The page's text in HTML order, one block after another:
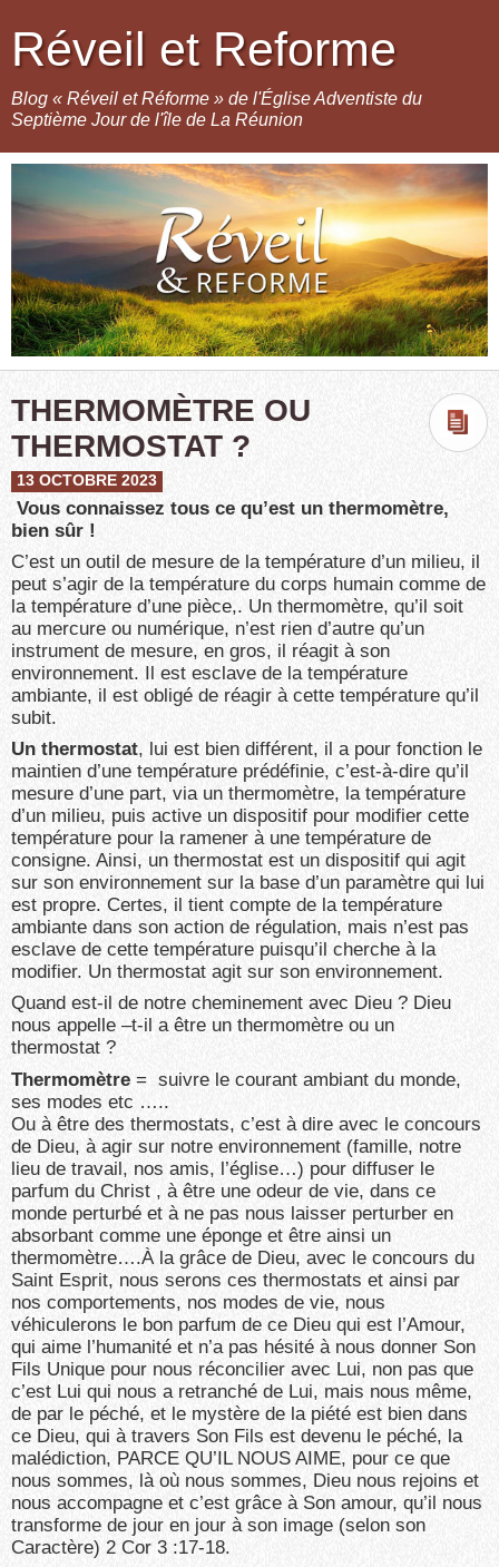
Réveil et Reforme
Blog « Réveil et Réforme » de l'Église Adventiste du
Septième Jour de l'île de La Réunion
THERMOMÈTRE OU
THERMOSTAT ?
13 OCTOBRE 2023
Vous connaissez tous ce qu’est un thermomètre,
bien sûr !
C’est un outil de mesure de la température d’un milieu, il
peut s’agir de la température du corps humain comme de
la température d’une pièce,. Un thermomètre, qu’il soit
au mercure ou numérique, n’est rien d’autre qu’un
instrument de mesure, en gros, il réagit à son
environnement. Il est esclave de la température
ambiante, il est obligé de réagir à cette température qu’il
subit.
Un thermostat, lui est bien différent, il a pour fonction le
maintien d’une température prédéfinie, c’est-à-dire qu’il
mesure d’une part, via un thermomètre, la température
d’un milieu, puis active un dispositif pour modifier cette
température pour la ramener à une température de
consigne. Ainsi, un thermostat est un dispositif qui agit
sur son environnement sur la base d’un paramètre qui lui
est propre. Certes, il tient compte de la température
ambiante dans son action de régulation, mais n’est pas
esclave de cette température puisqu’il cherche à la
modifier. Un thermostat agit sur son environnement.
Quand est-il de notre cheminement avec Dieu ? Dieu
nous appelle –t-il a être un thermomètre ou un
thermostat ?
Thermomètre = suivre le courant ambiant du monde,
ses modes etc …..
Ou à être des thermostats, c’est à dire avec le concours
de Dieu, à agir sur notre environnement (famille, notre
lieu de travail, nos amis, l’église…) pour diffuser le
parfum du Christ , à être une odeur de vie, dans ce
monde perturbé et à ne pas nous laisser perturber en
absorbant comme une éponge et être ainsi un
thermomètre….À la grâce de Dieu, avec le concours du
Saint Esprit, nous serons ces thermostats et ainsi par
nos comportements, nos modes de vie, nous
véhiculerons le bon parfum de ce Dieu qui est l’Amour,
qui aime l’humanité et n’a pas hésité à nous donner Son
Fils Unique pour nous réconcilier avec Lui, non pas que
c’est Lui qui nous a retranché de Lui, mais nous même,
de par le péché, et le mystère de la piété est bien dans
ce Dieu, qui à travers Son Fils est devenu le péché, la
malédiction, PARCE QU’IL NOUS AIME, pour ce que
nous sommes, là où nous sommes, Dieu nous rejoins et
nous accompagne et c’est grâce à Son amour, qu’il nous
transforme de jour en jour à son image (selon son
Caractère) 2 Cor 3 :17-18.